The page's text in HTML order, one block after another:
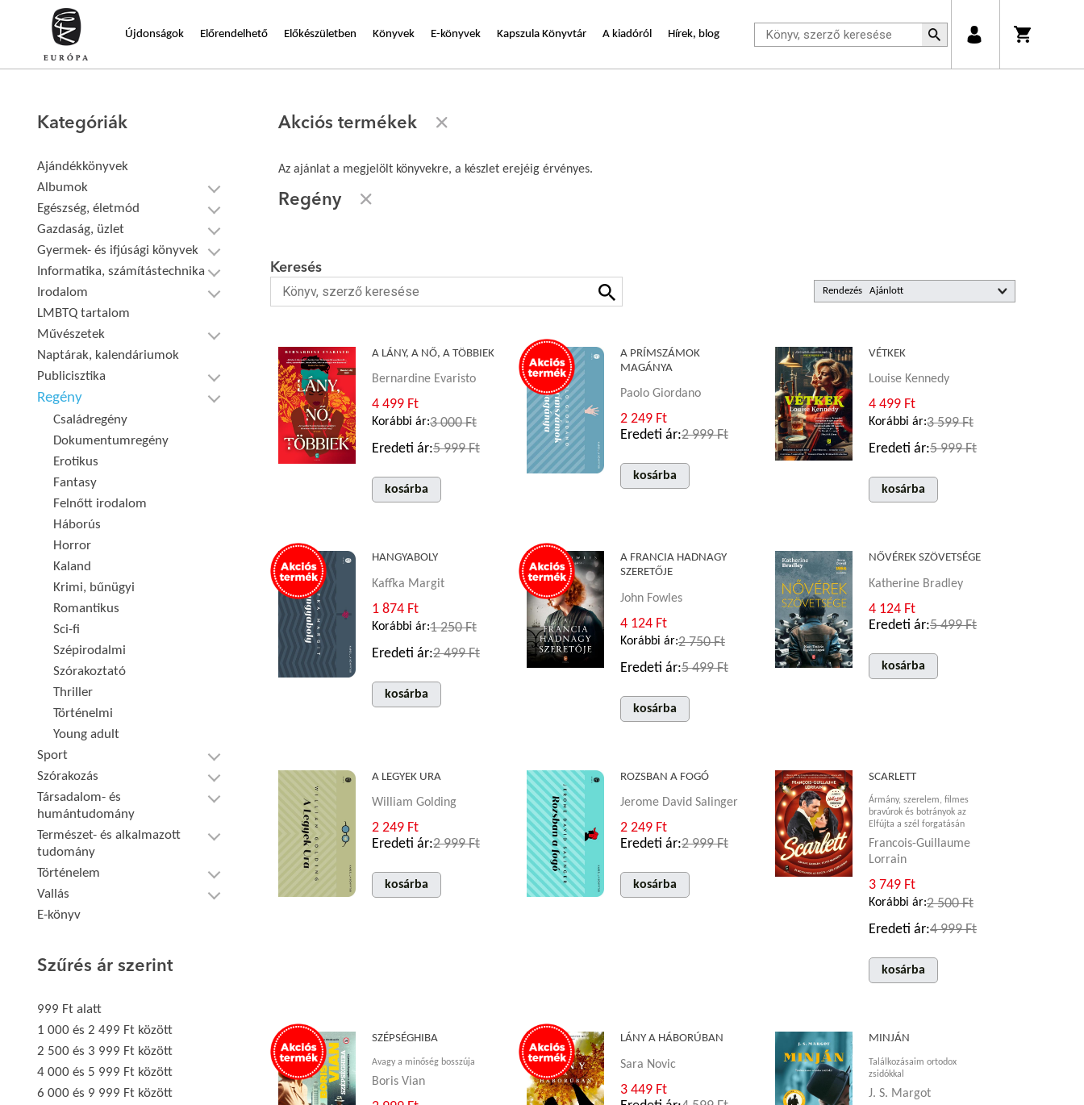
Újdonságok Előrendelhető Előkészületben Könyvek E-könyvek Kapszula Könyvtár A kiadóról Hírek, blog
Kategóriák
Ajándékkönyvek
Albumok
Egészség, életmód
Gazdaság, üzlet
Gyermek- és ifjúsági könyvek
Informatika, számítástechnika
Irodalom
LMBTQ tartalom
Művészetek
Naptárak, kalendáriumok
Publicisztika
Regény
Családregény
Dokumentumregény
Erotikus
Fantasy
Felnőtt irodalom
Háborús
Horror
Kaland
Krimi, bűnügyi
Romantikus
Sci-fi
Szépirodalmi
Szórakoztató
Thriller
Történelmi
Young adult
Sport
Szórakozás
Társadalom- és
humántudomány
Természet- és alkalmazott
tudomány
Történelem
Vallás
E-könyv
Szűrés ár szerint
999 Ft alatt
1 000 és 2 499 Ft között
2 500 és 3 999 Ft között
4 000 és 5 999 Ft között
6 000 és 9 999 Ft között
Akciós termékek
Az ajánlat a megjelölt könyvekre, a készlet erejéig érvényes.
Regény
Rendezés
Keresés
A LÁNY, A NŐ, A TÖBBIEK
Bernardine Evaristo
4 499 Ft
Korábbi ár:3 000 Ft
Eredeti ár:5 999 Ft
kosárba
A PRÍMSZÁMOK
MAGÁNYA
Paolo Giordano
2 249 Ft
Eredeti ár:2 999 Ft
kosárba
VÉTKEK
Louise Kennedy
4 499 Ft
Korábbi ár:3 599 Ft
Eredeti ár:5 999 Ft
kosárba
HANGYABOLY
Kaffka Margit
1 874 Ft
Korábbi ár:1 250 Ft
Eredeti ár:2 499 Ft
kosárba
A FRANCIA HADNAGY
SZERETŐJE
John Fowles
4 124 Ft
Korábbi ár:2 750 Ft
Eredeti ár:5 499 Ft
kosárba
NŐVÉREK SZÖVETSÉGE
Katherine Bradley
4 124 Ft
Eredeti ár:5 499 Ft
kosárba
A LEGYEK URA
William Golding
2 249 Ft
Eredeti ár:2 999 Ft
kosárba
ROZSBAN A FOGÓ
Jerome David Salinger
2 249 Ft
Eredeti ár:2 999 Ft
kosárba
SCARLETT
Ármány, szerelem, filmes
bravúrok és botrányok az
Elfújta a szél forgatásán
Francois-Guillaume
Lorrain
3 749 Ft
Korábbi ár:2 500 Ft
Eredeti ár:4 999 Ft
kosárba
SZÉPSÉGHIBA
Avagy a minőség bosszúja
Boris Vian
LÁNY A HÁBORÚBAN
Sara Novic
3 449 Ft
MINJÁN
Találkozásaim ortodox
zsidókkal
J. S. Margot